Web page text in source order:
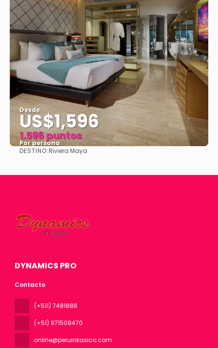
Desde
US$1,596
1.596 puntos
Por persona
DESTINO:Riviera Maya
DYNAMICS PRO
Contacto
(+511) 7481888
(+51) 971508470
online@peruinkasico.com